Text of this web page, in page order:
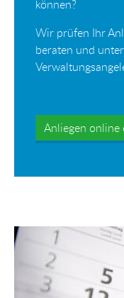
können?
Wir prüfen Ihr
beraten und
Anliegen online